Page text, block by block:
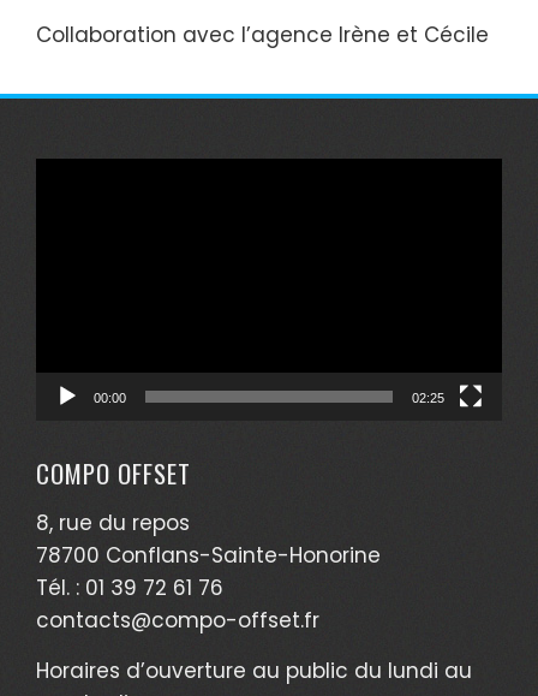
Collaboration avec l’agence Irène et Cécile
00:00 02:25
COMPO OFFSET
8, rue du repos
78700 Conflans-Sainte-Honorine
Tél. : 01 39 72 61 76
contacts@compo-offset.fr
Horaires d’ouverture au public du lundi au